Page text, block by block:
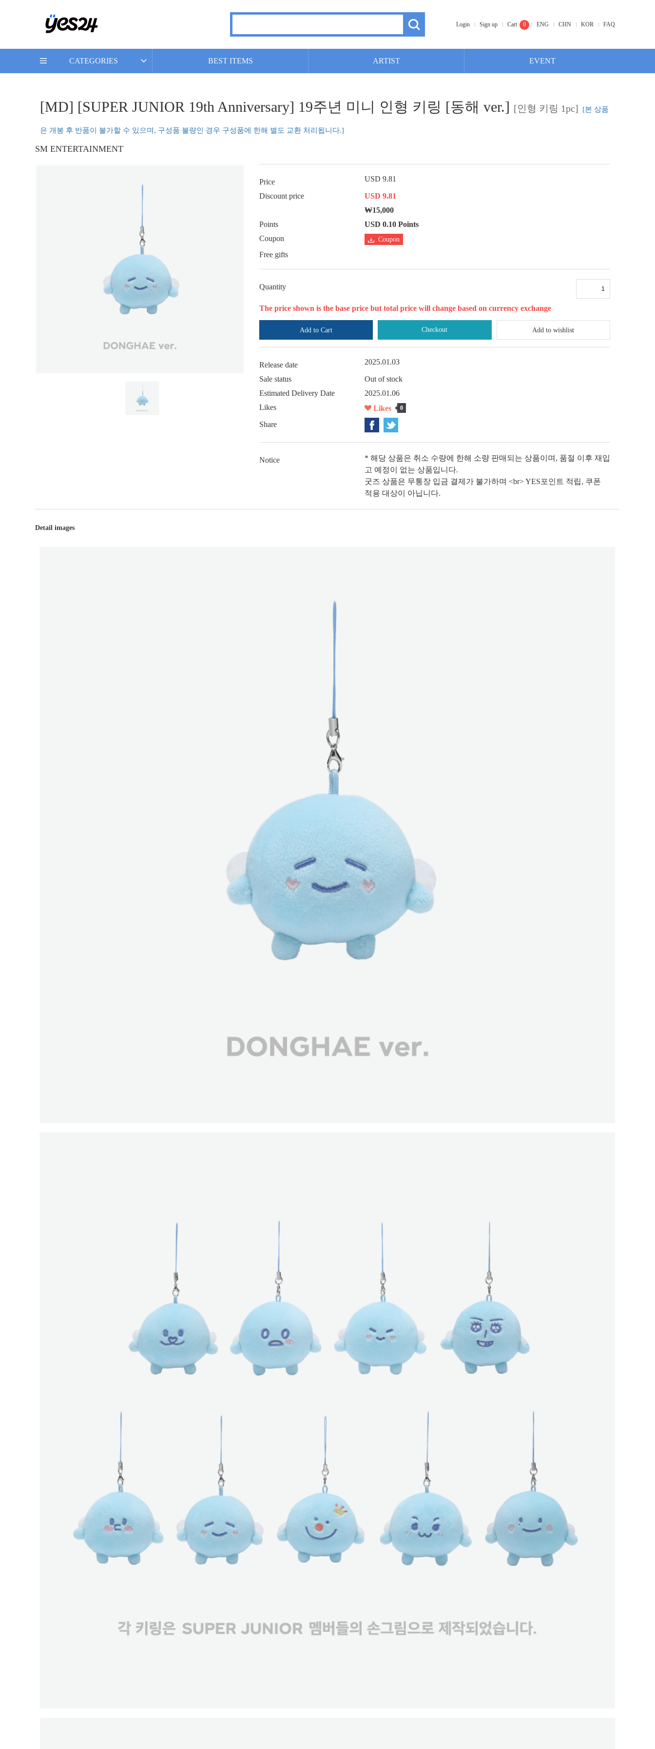
Login Sign up Cart 0 ENG CHN KOR FAQ
CATEGORIES BEST ITEMS ARTIST EVENT
[MD] [SUPER JUNIOR 19th Anniversary] 19주년 미니 인형 키링 [동해 ver.] [인형 키링 1pc] [본 상품
은 개봉 후 반품이 불가할 수 있으며, 구성품 불량인 경우 구성품에 한해 별도 교환 처리됩니다.]
SM ENTERTAINMENT
Price USD 9.81
Discount price
USD 9.81
₩15,000
Points
USD 0.10 Points
Coupon
Coupon
Free gifts
Quantity
The price shown is the base price but total price will change based on currency exchange
Add to Cart Checkout Add to wishlist
Release date 2025.01.03
Sale status
Out of stock
Estimated Delivery Date
2025.01.06
Likes
Likes 0
Share
Notice
* 해당 상품은 취소 수량에 한해 소량 판매되는 상품이며, 품절 이후 재입
고 예정이 없는 상품입니다.
굿즈 상품은 무통장 입금 결제가 불가하며 <br> YES포인트 적립, 쿠폰
적용 대상이 아닙니다.
Detail images